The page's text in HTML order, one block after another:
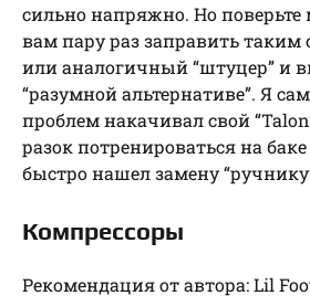
сильно напряжно. Но поверьте
вам пару раз заправить таким
или аналогичный “штуцер” и
“разумной альтернативе”. Я
проблем накачивал свой
разок потренироваться на
быстро нашел замену
Компрессоры
Рекомендация от автора: Lil